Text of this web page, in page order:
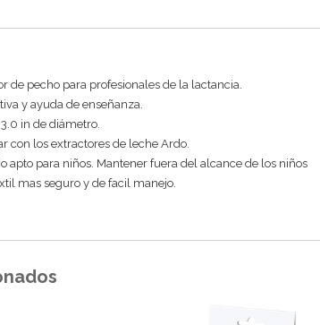
de pecho para profesionales de la lactancia.
y ayuda de enseñanza.
in de diámetro.
con los extractores de leche Ardo.
apto para niños. Mantener fuera del alcance de los niños
mas seguro y de facil manejo.